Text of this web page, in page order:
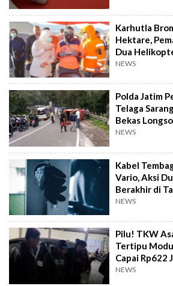
Karhutla
Hektare,
Dua
NEWS
Polda Jatim
Telaga
Bekas
NEWS
Kabel
Vario, Aksi
Berakhir di
NEWS
Pilu! TKW
Tertipu
Capai Rp622
NEWS